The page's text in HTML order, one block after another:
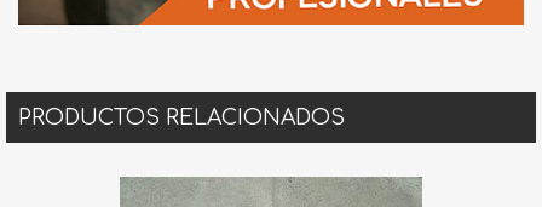
PRODUCTOS RELACIONADOS